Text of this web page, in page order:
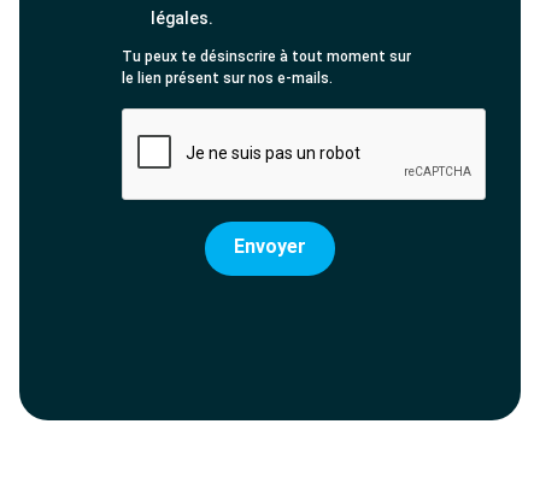
légales.
Tu peux te désinscrire à tout moment sur
le lien présent sur nos e-mails.
Envoyer